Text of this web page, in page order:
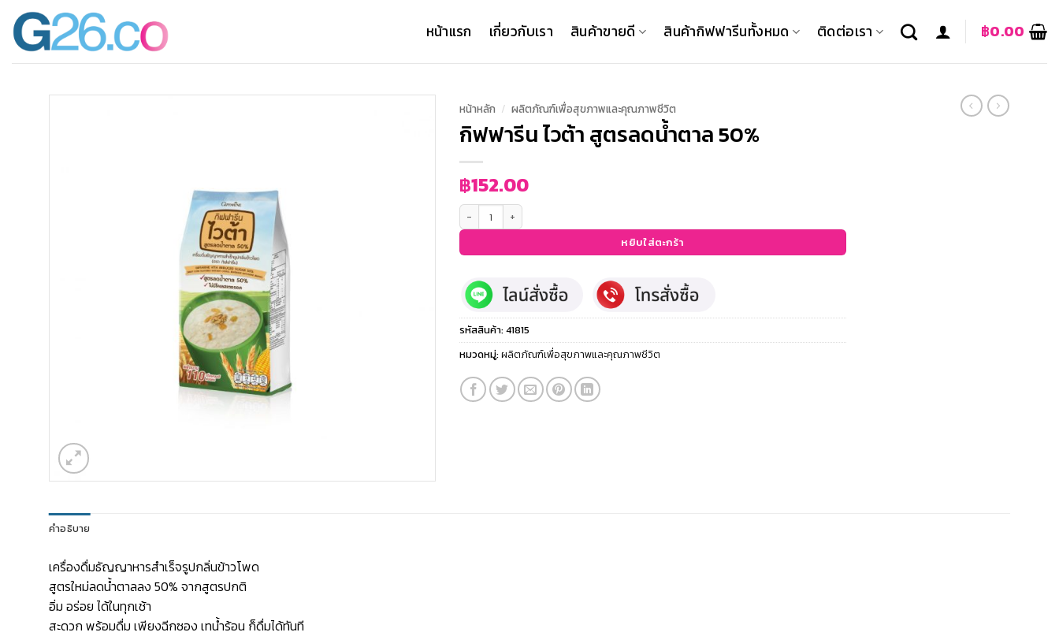
เนื้อหา
หน้าแรก เกี่ยวกับเรา สินค้าขายดี สินค้ากิฟฟารีนทั้งหมด ติดต่อเรา ฿0.00
หน้าหลัก / ผลิตภัณฑ์เพื่อสุขภาพและคุณภาพชีวิต
กิฟฟารีน ไวต้า สูตรลดน้ำตาล 50%
฿152.00
จำนวน กิฟฟารีน ไวต้า สูตรลดน้ำตาล 50% ชิ้น
หยิบใส่ตะกร้า
รหัสสินค้า:41815
หมวดหมู่:ผลิตภัณฑ์เพื่อสุขภาพและคุณภาพชีวิต
คำอธิบาย
เครื่องดื่มธัญญาหารสำเร็จรูปกลิ่นข้าวโพด
สูตรใหม่ลดน้ำตาลลง 50% จากสูตรปกติ
อิ่ม อร่อย ได้ในทุกเช้า
สะดวก พร้อมดื่ม เพียงฉีกซอง เทน้ำร้อน ก็ดื่มได้ทันที